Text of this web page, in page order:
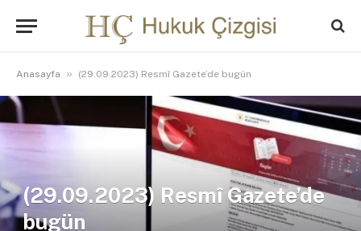
Anasayfa » (29.09.2023) Resmî Gazete’de bugün
(29.09.2023) Resmî Gazete’de
bugün